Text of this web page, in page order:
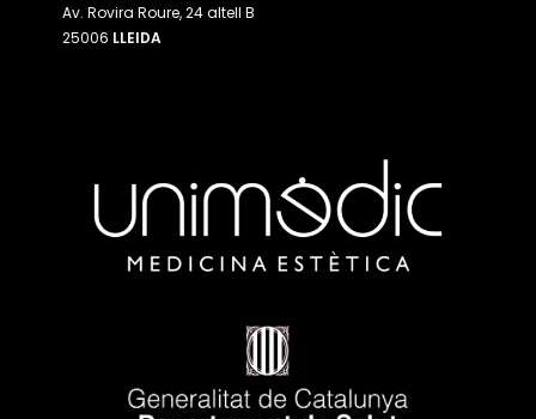
Av. Rovira Roure, 24 altell B
25006 LLEIDA